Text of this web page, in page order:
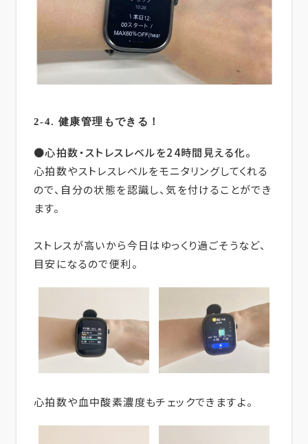
2-4. 健康管理もできる！
●心拍数・ストレスレベルを24時間見える化。
心拍数やストレスレベルをモニタリングしてくれる
ので、自分の状態を認識し、気を付けることができ
ます。
ストレスが高いから今日はゆっくり過ごそうなど、
目安になるので便利。
心拍数や血中酸素濃度もチェックできますよ。